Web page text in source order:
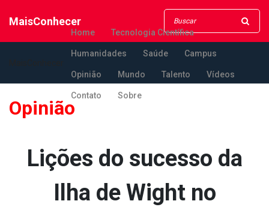
MaisConhecer
Home Tecnologia Científica
Humanidades Saúde Campus
Opinião Mundo Talento Vídeos
Contato Sobre
Opinião
Lições do sucesso da
Ilha de Wight no